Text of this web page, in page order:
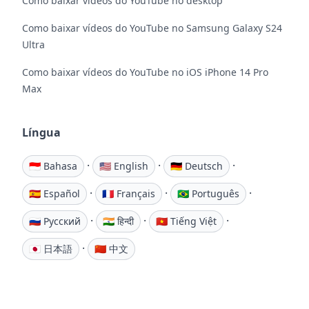
Como baixar vídeos do YouTube no Samsung Galaxy S24
Ultra
Como baixar vídeos do YouTube no iOS iPhone 14 Pro
Max
Língua
🇮🇩 Bahasa · 🇺🇸 English · 🇩🇪 Deutsch ·
🇪🇸 Español · 🇫🇷 Français · 🇧🇷 Português ·
🇷🇺 Русский · 🇮🇳 हिन्दी · 🇻🇳 Tiếng Việt ·
🇯🇵 日本語 · 🇨🇳 中文